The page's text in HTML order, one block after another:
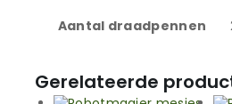
Aantal draadpennen
Gerelateerde